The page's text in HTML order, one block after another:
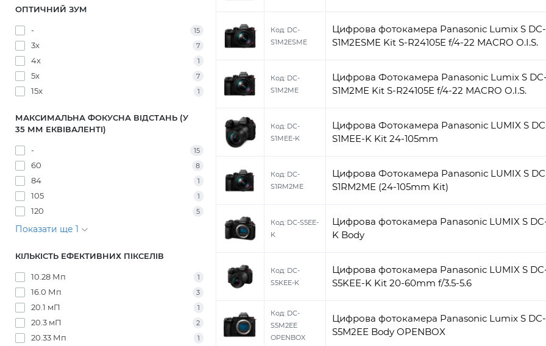
ОПТИЧНИЙ ЗУМ
- 15
3x 7
4x 1
5x 7
15x 1
МАКСИМАЛЬНА ФОКУСНА ВІДСТАНЬ (У
35 ММ ЕКВІВАЛЕНТІ)
- 15
60 8
84 1
105 1
120 5
Показати ще 1
КІЛЬКІСТЬ ЕФЕКТИВНИХ ПІКСЕЛІВ
10.28 Мп 1
16.0 Мп 3
20.1 мП 1
20.3 мП 2
20.33 Мп 1
Код: DC-
S1M2ESME
Цифрова фотокамера Panasonic Lumix S DC-
S1M2ESME Kit S-R24105E f/4-22 MACRO O.I.S.
Код: DC-
S1M2ME
Цифрова Фотокамера Panasonic Lumix S DC-
S1M2ME Kit S-R24105E f/4-22 MACRO O.I.S.
Код: DC-
S1MEE-K
Цифрова Фотокамера Panasonic LUMIX S
S1MEE-K Kit 24-105mm
Код: DC-
S1RM2ME
Цифрова Фотокамера Panasonic LUMIX S
S1RM2ME (24-105mm Kit)
Код: DC-S5EE-
K
Цифрова фотокамера Panasonic LUMIX S
K Body
Код: DC-
S5KEE-K
Цифрова фотокамера Panasonic LUMIX S
S5KEE-K Kit 20-60mm f/3.5-5.6
Код: DC-
S5M2EE
OPENBOX
Цифрова фотокамера Panasonic Lumix S DC-
S5M2EE Body OPENBOX